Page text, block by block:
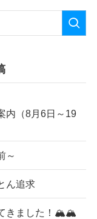
内（8月6日～19
～
ん追求
てきました！🏔️🏔️